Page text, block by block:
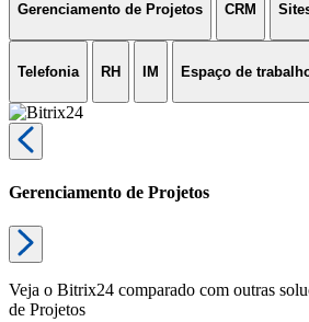
Gerenciamento de Projetos CRM
Telefonia RH IM Espaço de
Gerenciamento de Projetos
Veja o Bitrix24 comparado com outras
de Projetos